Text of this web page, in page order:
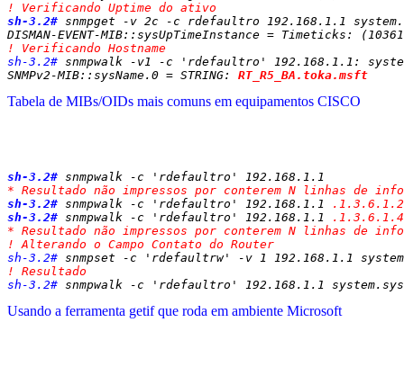
! Verificando Uptime do ativo
sh-3.2# snmpget -v 2c -c rdefaultro 192.168.1.1
DISMAN-EVENT-MIB::sysUpTimeInstance = Timeticks:
! Verificando Hostname
sh-3.2# snmpwalk -v1 -c 'rdefaultro' 192.168.1.1:
SNMPv2-MIB::sysName.0 = STRING: RT_R5_BA.toka.msft
Tabela de MIBs/OIDs mais comuns em equipamentos CISCO
sh-3.2# snmpwalk -c 'rdefaultro' 192.168.1.1
* Resultado não impressos por conterem N linhas de
sh-3.2# snmpwalk -c 'rdefaultro' 192.168.1.1
.1.3.6.1.2
sh-3.2# snmpwalk -c 'rdefaultro' 192.168.1.1
.1.3.6.1.4
* Resultado não impressos por conterem N linhas de
! Alterando o Campo Contato do Router
sh-3.2# snmpset -c 'rdefaultrw' -v 1 192.168.1.1
! Resultado
sh-3.2# snmpwalk -c 'rdefaultro' 192.168.1.1
Usando a ferramenta getif que roda em ambiente Microsoft